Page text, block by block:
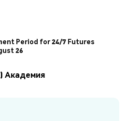
Period for 24/7 Futures
26
Академия